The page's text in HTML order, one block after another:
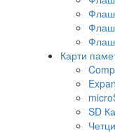
Карти
SD